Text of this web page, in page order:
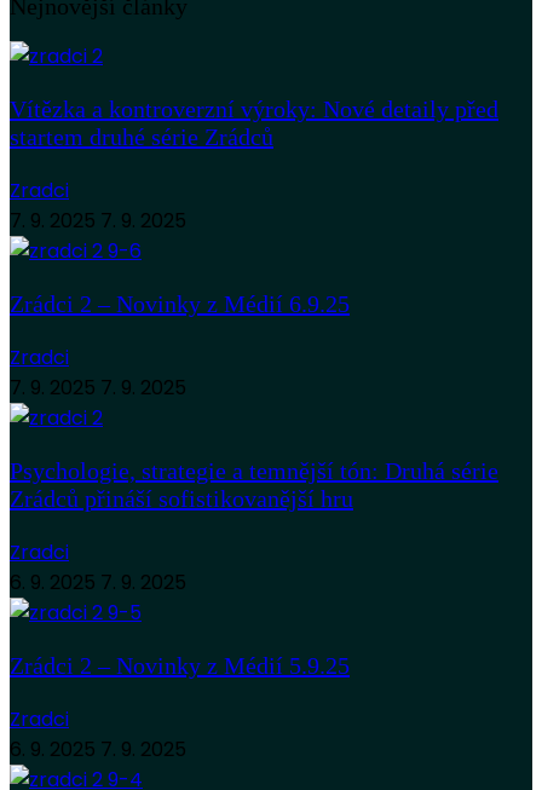
Nejnovější články
Vítězka a kontroverzní výroky: Nové detaily před
startem druhé série Zrádců
Zradci
7. 9. 2025 7. 9. 2025
Zrádci 2 – Novinky z Médií 6.9.25
Zradci
7. 9. 2025 7. 9. 2025
Psychologie, strategie a temnější tón: Druhá série
Zrádců přináší sofistikovanější hru
Zradci
6. 9. 2025 7. 9. 2025
Zrádci 2 – Novinky z Médií 5.9.25
Zradci
6. 9. 2025 7. 9. 2025